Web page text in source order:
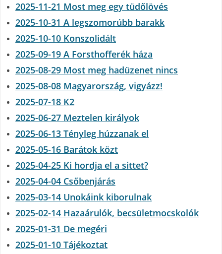
2025-11-21 Most meg egy tüdőlövés
2025-10-31 A legszomorúbb barakk
2025-10-10 Konszolidált
2025-09-19 A Forsthofferék háza
2025-08-29 Most meg hadüzenet nincs
2025-08-08 Magyarország, vigyázz!
2025-07-18 K2
2025-06-27 Meztelen királyok
2025-06-13 Tényleg húzzanak el
2025-05-16 Barátok közt
2025-04-25 Ki hordja el a sittet?
2025-04-04 Csőbenjárás
2025-03-14 Unokáink kiborulnak
2025-02-14 Hazaárulók, becsület­mocskolók
2025-01-31 De megéri
2025-01-10 Tájékoztat